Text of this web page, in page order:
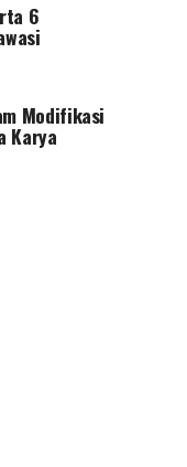
6
Modifikasi
Karya